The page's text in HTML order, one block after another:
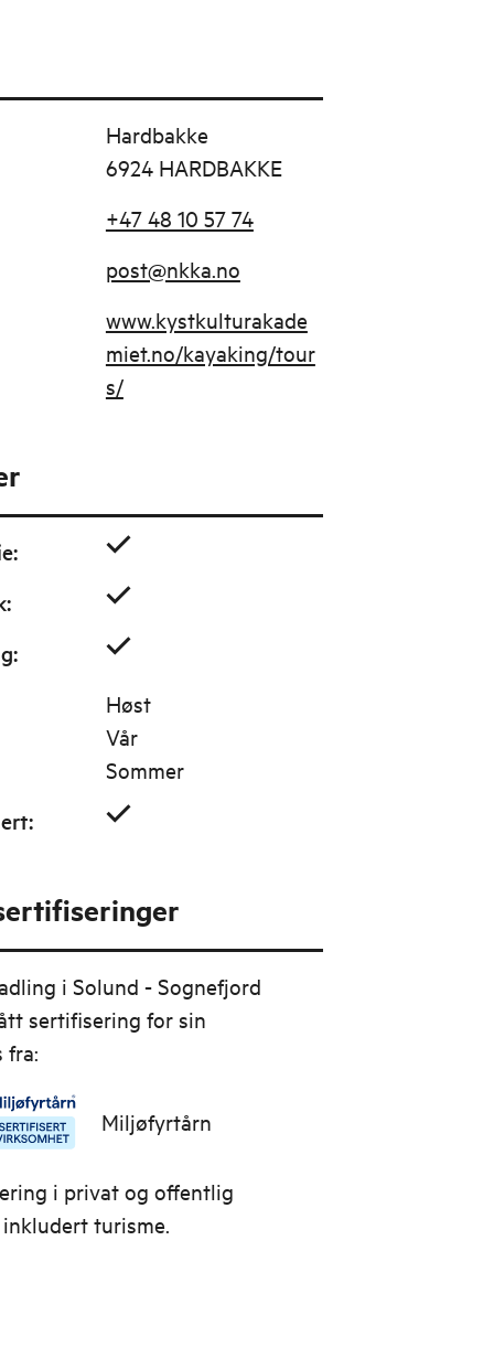
Hardbakke
6924 HARDBAKKE
+47 48 10 57 74
post@nkka.no
www.kystkulturakade
miet.no/kayaking/tour
s/
:
:
:
Høst
Vår
Sommer
:
i Solund - Sognefjord
sertifisering for sin
fra:
Miljøfyrtårn
i privat og offentlig
turisme.